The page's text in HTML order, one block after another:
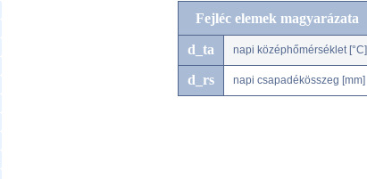
Fejléc elemek magyarázata
d_ta napi középhőmérséklet [°C]
d_rs napi csapadékösszeg [mm]